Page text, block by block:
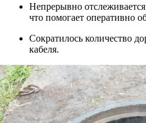
Непрерывно
что помогает оперативно
Сократилось количество
кабеля.